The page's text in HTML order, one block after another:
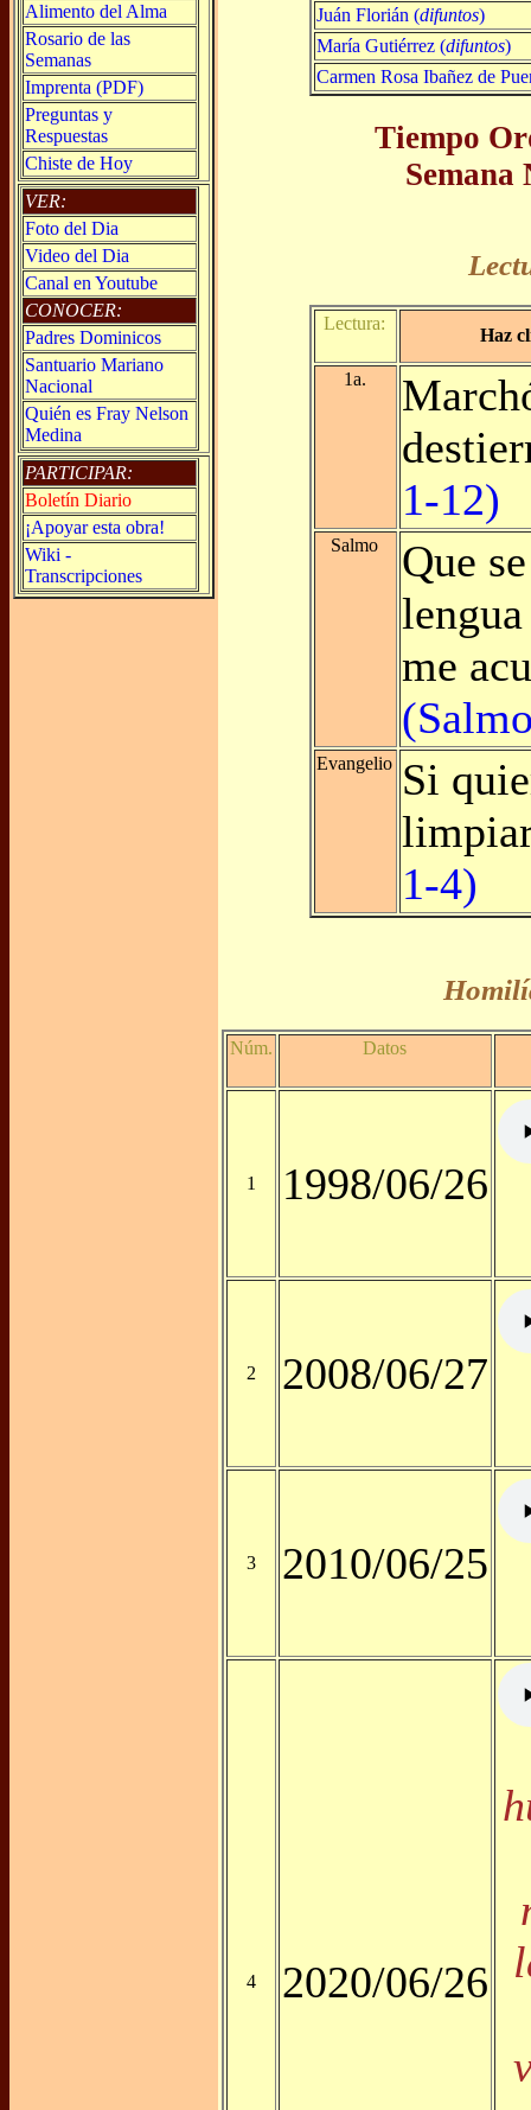
Alimento del Alma
Rosario de las
Semanas
Imprenta (PDF)
Preguntas y
Respuestas
Chiste de Hoy
VER:
Foto del Dia
Video del Dia
Canal en Youtube
CONOCER:
Padres Dominicos
Santuario Mariano
Nacional
Quién es Fray Nelson
Medina
PARTICIPAR:
Boletín Diario
¡Apoyar esta obra!
Wiki -
Transcripciones
Juán Florián (difuntos)
María Gutiérrez (difuntos)
Carmen Rosa Ibañez de
Tiempo
Semana
Lectura:
Haz
1a.
1-12)
Salmo
Que
me
Evangelio Si
1-4)
Núm. Datos
1 1998/06/26
2 2008/06/27
3 2010/06/25
4 2020/06/26